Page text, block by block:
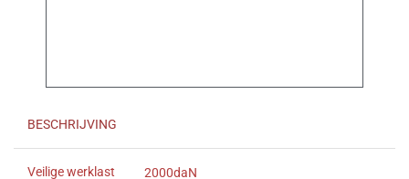
BESCHRIJVING
Veilige werklast
2000daN